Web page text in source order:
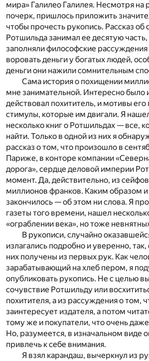
мира» Галилео Галилея. Несмотря на
почерк, пришлось приложить
чтобы прочесть рукопись. Рассказ об
Ротшильда занимал ее десятую часть,
заполняли философские
воровать деньги у богатых людей,
деньги они нажили сомнительным
Сама история о похищении
мне занимательной. Интересно было
действовал похититель, и мотивы его
стимулы, которые им двигали. Я
несколько книг о Ротшильдах — все,
найти. Только в одной из них я
рассказ о том, что произошло в
Париже, в конторе компании
дорога», сердце деловой империи
момент. Да, действительно, из
миллионов франков. Каким образом и
закончилось — об этом ни слова. Я
газеты того времени, нашел
«ограблении века», но тоже
В рукописи, случайно
излагались подробно и уверенно,
них получены из первых рук. Как
зарабатывающий на хлеб пером, я
опубликовать рукопись. Не с целью
сочувствие Ротшильду или
похитителя, а из рассуждения о том,
заинтересует издателя, а потом
тому же и покупатели, что очень
Но, разумеется, в изначальном виде
привлечь к себе внимания.
Я взял карандаш, вычеркнул из